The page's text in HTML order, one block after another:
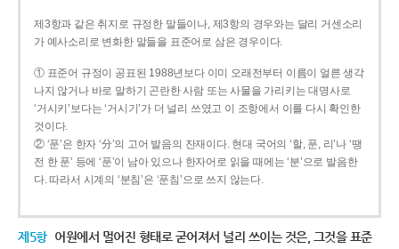
제3항과 같은 취지로 규정한 말들이나, 제3항의 경우와는 달리 거센소리
가 예사소리로 변화한 말들을 표준어로 삼은 경우이다.
① 표준어 규정이 공표된 1988년보다 이미 오래전부터 이름이 얼른 생각
나지 않거나 바로 말하기 곤란한 사람 또는 사물을 가리키는 대명사로
‘거시키’보다는 ‘거시기’가 더 널리 쓰였고 이 조항에서 이를 다시 확인한
것이다.
② ‘푼’은 한자 ‘分’의 고어 발음의 잔재이다. 현대 국어의 ‘할, 푼, 리’나 ‘땡
전 한 푼’ 등에 ‘푼’이 남아 있으나 한자어로 읽을 때에는 ‘분’으로 발음한
다. 따라서 시계의 ‘분침’은 ‘푼침’으로 쓰지 않는다.
제5항 어원에서 멀어진 형태로 굳어져서 널리 쓰이는 것은, 그것을 표준